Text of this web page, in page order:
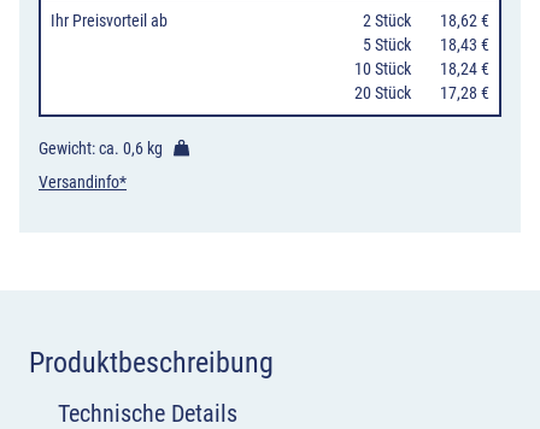
Ihr Preisvorteil ab 2 Stück
18,62 €
5 Stück
18,43 €
10 Stück
18,24 €
20 Stück
17,28 €
Gewicht: ca. 0,6 kg
Versandinfo*
Produktbeschreibung
Technische Details